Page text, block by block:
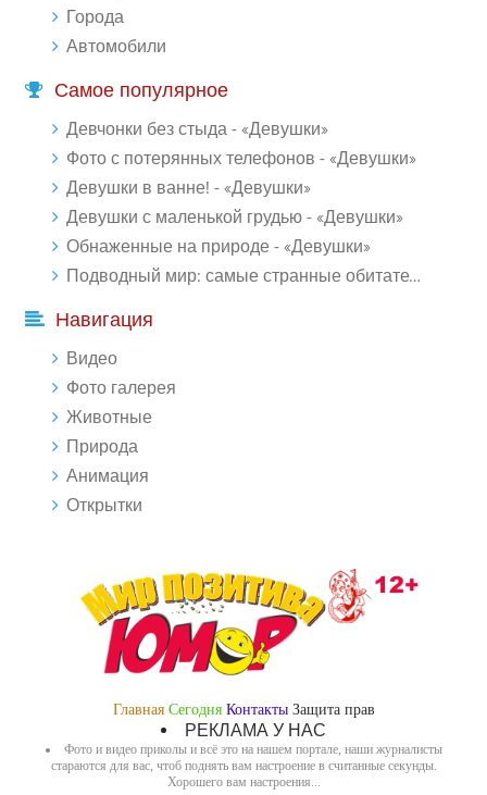
Города
Автомобили
Самое популярное
Девчонки без стыда - «Девушки»
Фото с потерянных телефонов - «Девушки»
Девушки в ванне! - «Девушки»
Девушки с маленькой грудью - «Девушки»
Обнаженные на природе - «Девушки»
Подводный мир: самые странные обитатели океана (18 фото)
Навигация
Видео
Фото галерея
Животные
Природа
Анимация
Открытки
Главная Сегодня Контакты Защита прав
РЕКЛАМА У НАС
Фото и видео приколы и всё это на нашем портале, наши журналисты
стараются для вас, чтоб поднять вам настроение в считанные секунды.
Хорошего вам настроения...